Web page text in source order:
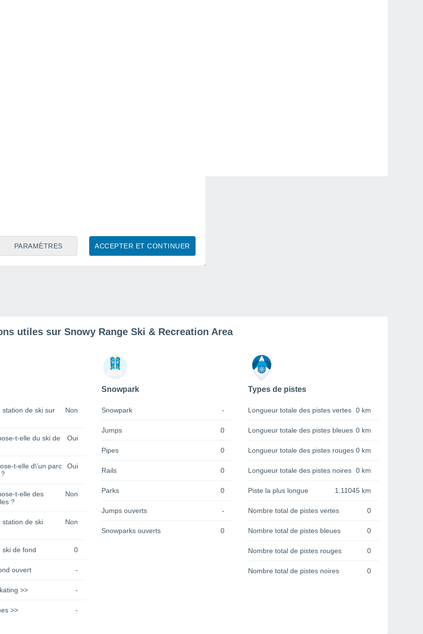
ACCEPTER ET CONTINUER
PARAMÈTRES
utiles sur Snowy Range Ski & Recreation Area
station de ski sur
Non
t-elle du ski de
Oui
t-elle d\’un parc
Oui
t-elle des
?
Non
station de ski
Non
ski de fond 0
ouvert -
>> -
>> -
Snowpark
Snowpark -
Jumps 0
Pipes 0
Rails 0
Parks 0
Jumps ouverts -
Snowparks ouverts 0
Types de pistes
Longueur totale des pistes vertes 0 km
Longueur totale des pistes bleues 0 km
Longueur totale des pistes rouges 0 km
Longueur totale des pistes noires 0 km
Piste la plus longue 1.11045 km
Nombre total de pistes vertes 0
Nombre total de pistes bleues 0
Nombre total de pistes rouges 0
Nombre total de pistes noires 0